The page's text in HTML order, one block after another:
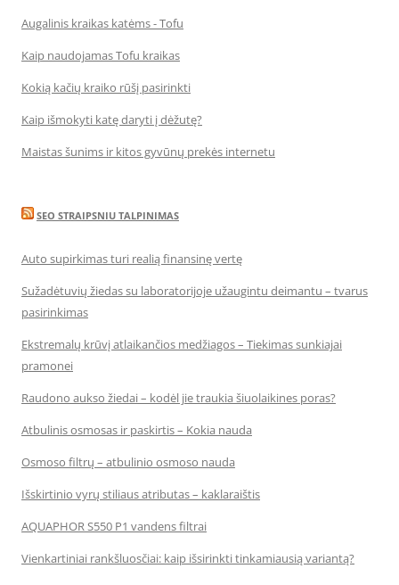
Augalinis kraikas katėms - Tofu
Kaip naudojamas Tofu kraikas
Kokią kačių kraiko rūšį pasirinkti
Kaip išmokyti katę daryti į dėžutę?
Maistas šunims ir kitos gyvūnų prekės internetu
SEO STRAIPSNIU TALPINIMAS
Auto supirkimas turi realią finansinę vertę
Sužadėtuvių žiedas su laboratorijoje užaugintu deimantu – tvarus
pasirinkimas
Ekstremalų krūvį atlaikančios medžiagos – Tiekimas sunkiajai
pramonei
Raudono aukso žiedai – kodėl jie traukia šiuolaikines poras?
Atbulinis osmosas ir paskirtis – Kokia nauda
Osmoso filtrų – atbulinio osmoso nauda
Išskirtinio vyrų stiliaus atributas – kaklaraištis
AQUAPHOR S550 P1 vandens filtrai
Vienkartiniai rankšluosčiai: kaip išsirinkti tinkamiausią variantą?